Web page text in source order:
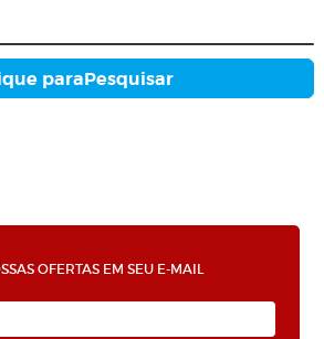
paraPesquisar
OFERTAS EM SEU E-MAIL